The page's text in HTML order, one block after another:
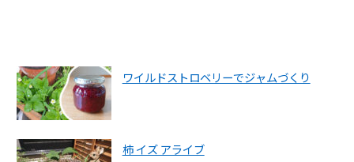
ワイルドストロベリーでジャムづくり
柿 イズ アライブ